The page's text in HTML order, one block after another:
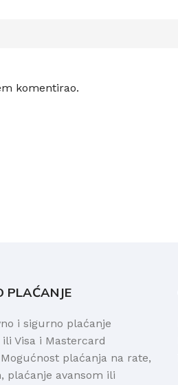
komentirao.
PLAĆANJE
i sigurno plaćanje
Visa i Mastercard
plaćanja na rate,
plaćanje avansom ili